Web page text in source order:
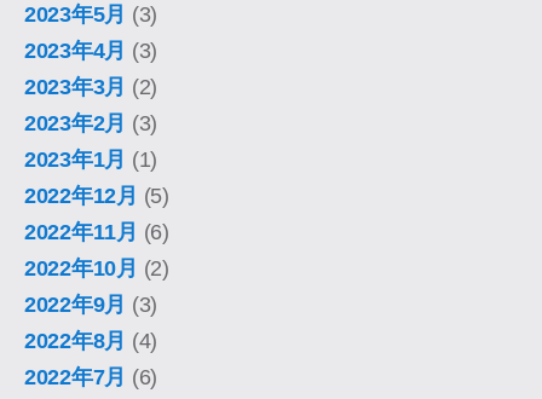
2023年5月 (3)
2023年4月 (3)
2023年3月 (2)
2023年2月 (3)
2023年1月 (1)
2022年12月 (5)
2022年11月 (6)
2022年10月 (2)
2022年9月 (3)
2022年8月 (4)
2022年7月 (6)